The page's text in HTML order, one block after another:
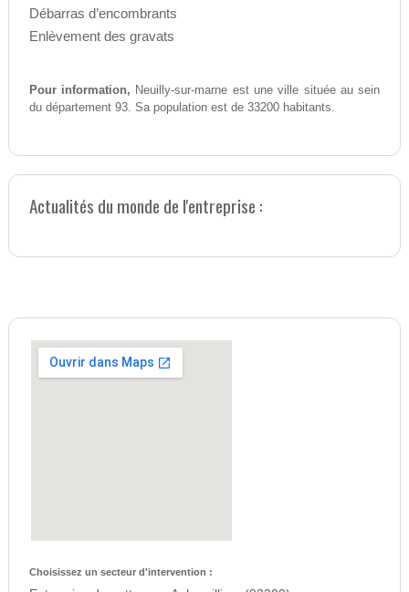
Débarras d’encombrants
Enlèvement des gravats
Pour information, Neuilly-sur-marne est une ville située au sein
du département 93. Sa population est de 33200 habitants.
Actualités du monde de l'entreprise :
Choisissez un secteur d'intervention :